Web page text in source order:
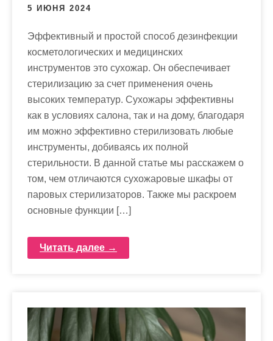
5 ИЮНЯ 2024
Эффективный и простой способ дезинфекции
косметологических и медицинских
инструментов это сухожар. Он обеспечивает
стерилизацию за счет применения очень
высоких температур. Сухожары эффективны
как в условиях салона, так и на дому, благодаря
им можно эффективно стерилизовать любые
инструменты, добиваясь их полной
стерильности. В данной статье мы расскажем о
том, чем отличаются сухожаровые шкафы от
паровых стерилизаторов. Также мы раскроем
основные функции […]
Читать далее →